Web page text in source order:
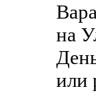
на
или